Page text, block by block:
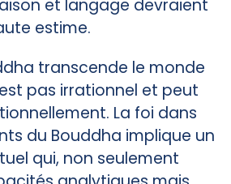
et langage devraient
estime.
transcende le monde
pas irrationnel et peut
La foi dans
du Bouddha implique un
qui, non seulement